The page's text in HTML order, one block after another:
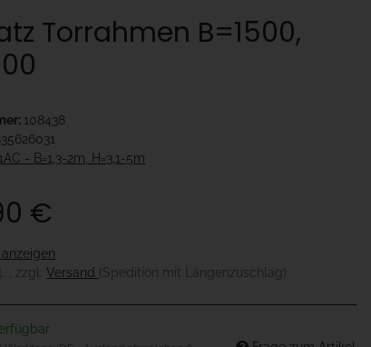
Torrahmen B=1500,
108438
- B=1,3-2m, H=3,1-5m
€
, zzgl. Versand (Spedition mit Längenzuschlag)